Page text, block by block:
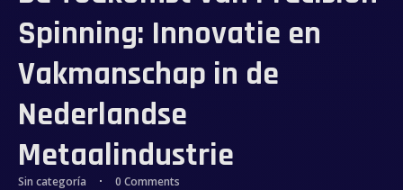
Spinning: Innovatie en
Vakmanschap in de
Nederlandse
Metaalindustrie
Sin categoría 0 Comments